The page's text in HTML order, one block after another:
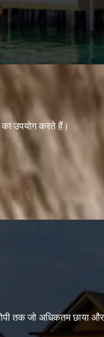
उपयोग करते हैं।
तक जो अधिकतम छाया और